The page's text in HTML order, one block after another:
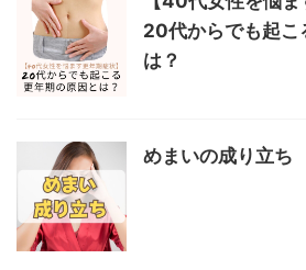
20代からでも起こ
は？
めまいの成り立ち